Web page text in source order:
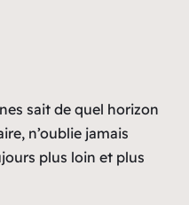
sait de quel horizon
n’oublie jamais
plus loin et plus